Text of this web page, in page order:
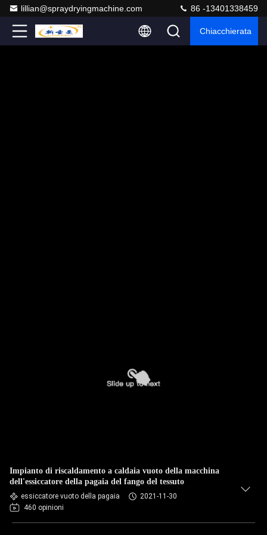
lillian@spraydryingmachine.com 86 -13401338459
Chiacchierata
Impianto di riscaldamento a caldaia vuoto della macchina
dell'essiccatore della pagaia del fango del tessuto
essiccatore vuoto della pagaia
2021-11-30
460 opinioni